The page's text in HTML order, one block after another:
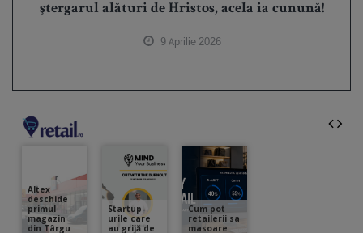
ştergarul alături de Hristos, acela ia cunună!
9 Aprilie 2026